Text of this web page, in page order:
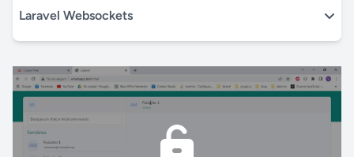
Laravel Websockets